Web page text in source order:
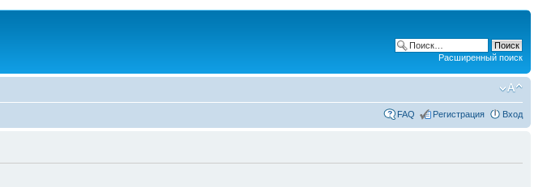
Расширенный поиск
FAQ Регистрация Вход